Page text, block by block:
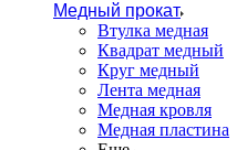
Медный прокат
Втулка медная
Квадрат медный
Круг медный
Лента медная
Медная кровля
Медная пластина